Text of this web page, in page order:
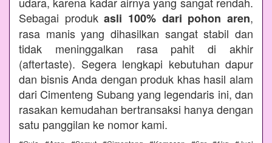
Sebagai produkasli 100% dari pohon aren,
rasa manis yang dihasilkan sangat stabil dan
tidak meninggalkan rasa pahit di akhir
(aftertaste). Segera lengkapi kebutuhan dapur
dan bisnis Anda dengan produk khas hasil alam
dari Cimenteng Subang yang legendaris ini, dan
rasakan kemudahan bertransaksi hanya dengan
satu panggilan ke nomor kami.